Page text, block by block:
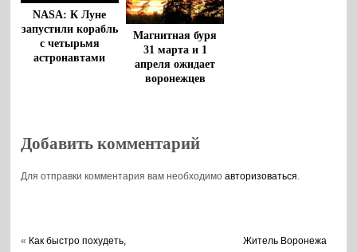
NASA: К Луне
запустили корабль
с четырьмя
астронавтами
Магнитная буря
31 марта и 1
апреля ожидает
воронежцев
Добавить комментарий
Для отправки комментария вам необходимоавторизоваться.
« Как быстро похудеть,
Житель Воронежа